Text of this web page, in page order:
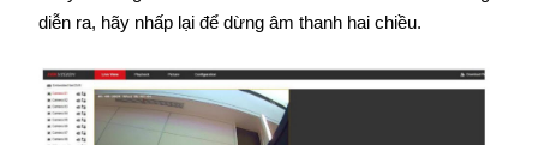
diễn ra, hãy nhấp lại để dừng âm thanh hai chiều.